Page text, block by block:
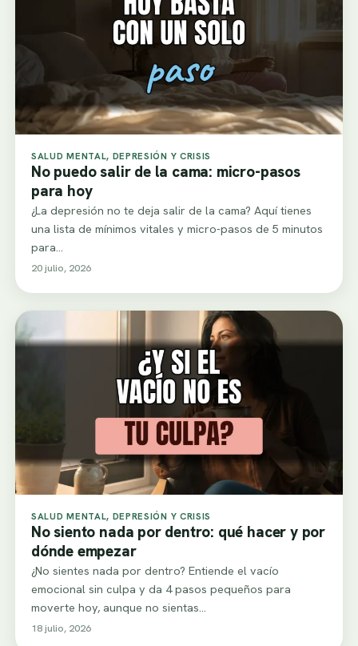
SALUD MENTAL, DEPRESIÓN Y CRISIS
No puedo salir de la cama: micro-pasos
para hoy
¿La depresión no te deja salir de la cama? Aquí tienes
una lista de mínimos vitales y micro-pasos de 5 minutos
para…
20 julio, 2026
SALUD MENTAL, DEPRESIÓN Y CRISIS
No siento nada por dentro: qué hacer y por
dónde empezar
¿No sientes nada por dentro? Entiende el vacío
emocional sin culpa y da 4 pasos pequeños para
moverte hoy, aunque no sientas…
18 julio, 2026